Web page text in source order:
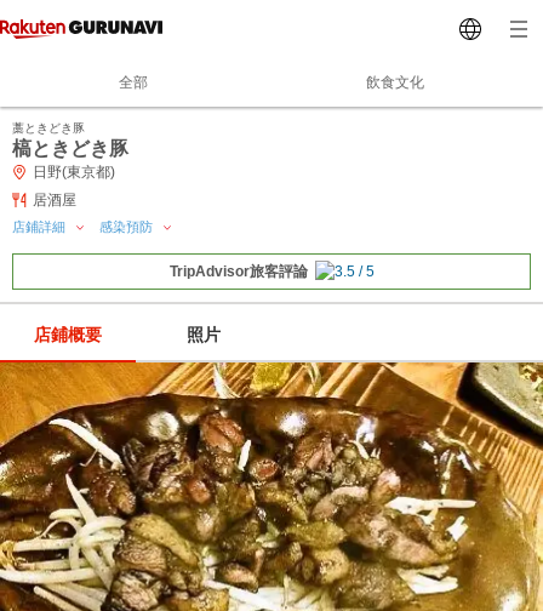
全部 飲食文化
藁ときどき豚
槁ときどき豚
日野(東京都)
居酒屋
店鋪詳細 感染預防
TripAdvisor旅客評論
店鋪概要 照片